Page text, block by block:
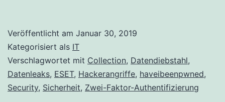
Veröffentlicht am Januar 30, 2019
Kategorisiert als IT
Verschlagwortet mit Collection, Datendiebstahl,
Datenleaks, ESET, Hackerangriffe, haveibeenpwned,
Security, Sicherheit, Zwei-Faktor-Authentifizierung